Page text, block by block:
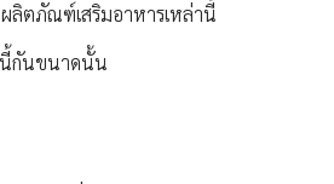
ลิตภัณฑ์เสริมอาหารเหล่านี้
นี้กันขนาดนั้น